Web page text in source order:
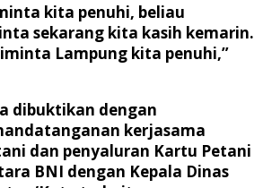
kita penuhi, beliau
sekarang kita kasih kemarin.
Lampung kita penuhi,”
dibuktikan dengan
kerjasama
dan penyaluran Kartu Petani
BNI dengan Kepala Dinas